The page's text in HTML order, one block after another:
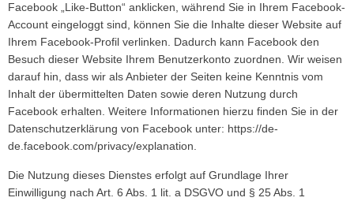
Facebook „Like-Button“ anklicken, während Sie in Ihrem Facebook-
Account eingeloggt sind, können Sie die Inhalte dieser Website auf
Ihrem Facebook-Profil verlinken. Dadurch kann Facebook den
Besuch dieser Website Ihrem Benutzerkonto zuordnen. Wir weisen
darauf hin, dass wir als Anbieter der Seiten keine Kenntnis vom
Inhalt der übermittelten Daten sowie deren Nutzung durch
Facebook erhalten. Weitere Informationen hierzu finden Sie in der
Datenschutzerklärung von Facebook unter: https://de-
de.facebook.com/privacy/explanation
Die Nutzung dieses Dienstes erfolgt auf Grundlage Ihrer
Einwilligung nach Art. 6 Abs. 1 lit. a DSGVO und § 25 Abs. 1